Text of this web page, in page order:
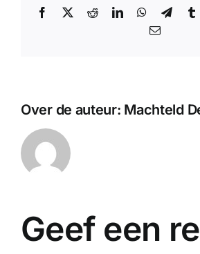
Facebook
X RedditLinkedInWhatsApp
E-
Over de auteur: Machteld
Geef een